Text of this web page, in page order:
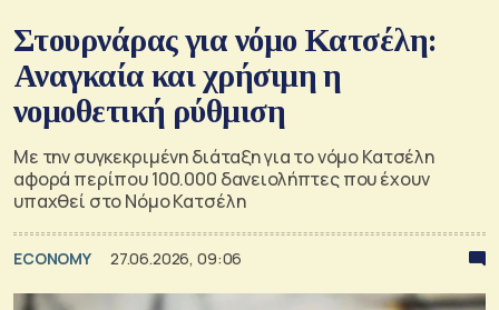
Στουρνάρας για νόμο Κατσέλη:
Αναγκαία και χρήσιμη η
νομοθετική ρύθμιση
Με την συγκεκριμένη διάταξη για το νόμο Κατσέλη
αφορά περίπου 100.000 δανειολήπτες που έχουν
υπαχθεί στο Νόμο Κατσέλη
ECONOMY 27.06.2026, 09:06